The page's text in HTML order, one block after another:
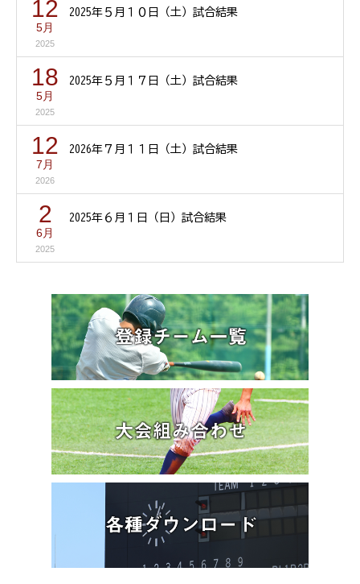
12
5月
2025
2025年５月１０日（土）試合結果
18
5月
2025
2025年５月１７日（土）試合結果
12
7月
2026
2026年７月１１日（土）試合結果
2
6月
2025
2025年６月１日（日）試合結果